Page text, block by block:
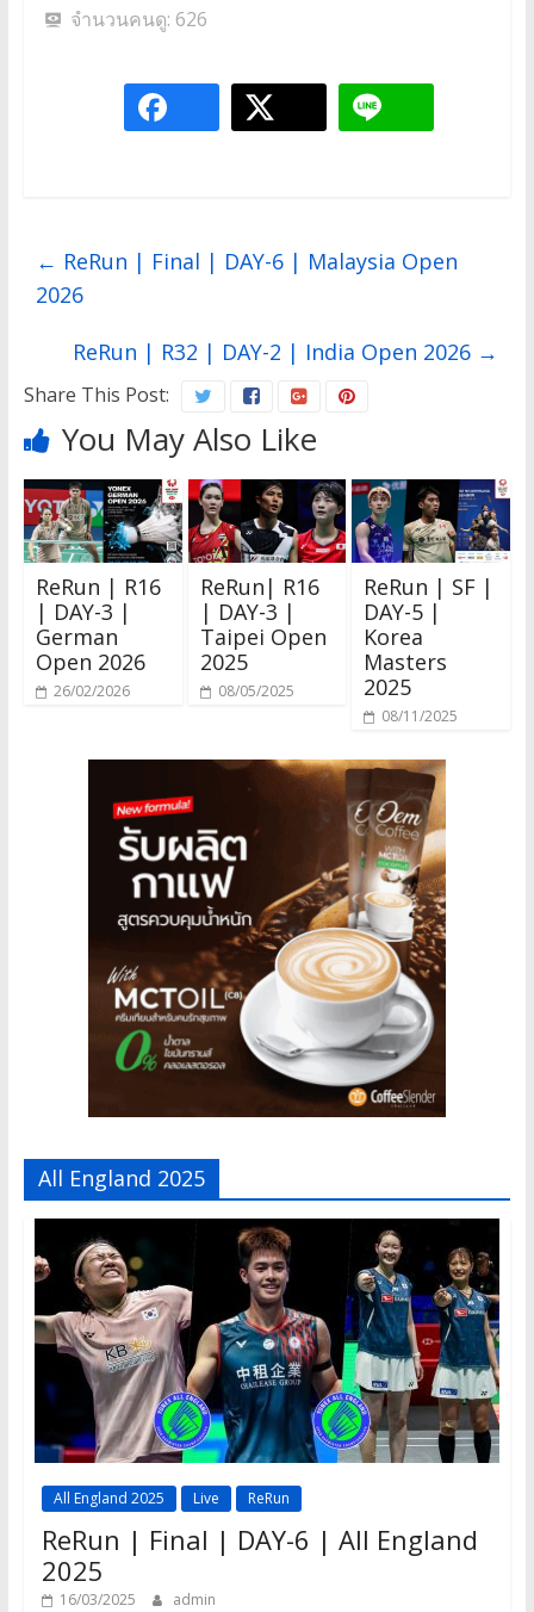
จำนวนคนดู: 626
← ReRun | Final | DAY-6 | Malaysia Open
2026
ReRun | R32 | DAY-2 | India Open 2026 →
Share This Post:
You May Also Like
ReRun | R16
| DAY-3 |
German
Open 2026
26/02/2026
ReRun| R16
| DAY-3 |
Taipei Open
2025
08/05/2025
ReRun | SF |
DAY-5 |
Korea
Masters
2025
08/11/2025
All England 2025
All England 2025 Live ReRun
ReRun | Final | DAY-6 | All England
2025
16/03/2025 admin